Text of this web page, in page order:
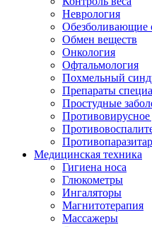
Неврология
Обезболивающие
Обмен веществ
Онкология
Офтальмология
Похмельный
Препараты
Простудные
Противовирусное
Медицинская техника
Гигиена носа
Глюкометры
Ингаляторы
Магнитотерапия
Массажеры